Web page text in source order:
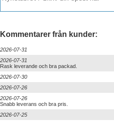
Kommentarer från kunder:
2026-07-31
2026-07-31
Rask leverande och bra packad.
2026-07-30
2026-07-26
2026-07-26
Snabb leverans och bra pris.
2026-07-25